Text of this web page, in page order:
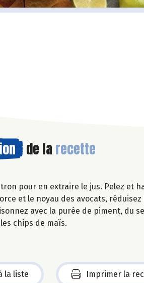
de la recette
pour en extraire le jus. Pelez et
et le noyau des avocats,
avec la purée de piment, du
chips de maïs.
la liste Imprimer la